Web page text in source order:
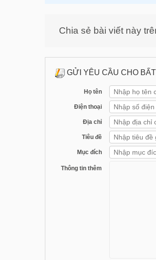
Chia sẻ bài viết này
GỬI YÊU CẦU CHO
Họ tên
Điện thoại
Địa chỉ
Tiêu đề
Mục đích
Thông tin thêm